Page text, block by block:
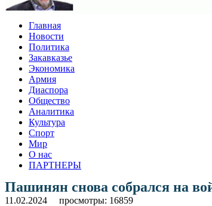
Главная
Новости
Политика
Закавказье
Экономика
Армия
Диаспора
Общество
Аналитика
Культура
Спорт
Мир
О нас
ПАРТНЕРЫ
Пашинян снова собрался на
11.02.2024 просмотры: 16859